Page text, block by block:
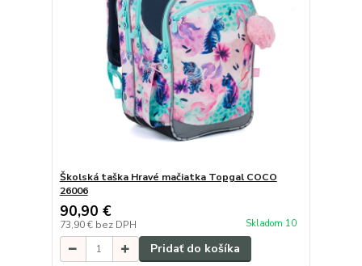
Školská taška Hravé mačiatka Topgal COCO
26006
90,90 €
73,90 € bez DPH Skladom 10
Pridať do košíka